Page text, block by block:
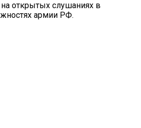
открытых слушаниях в
армии РФ.